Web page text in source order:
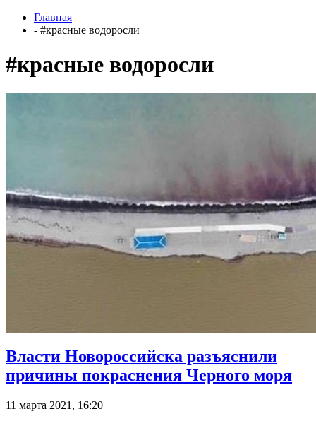
Главная
- #красные водоросли
#красные водоросли
Власти Новороссийска разъяснили
причины покраснения Черного моря
11 марта 2021, 16:20